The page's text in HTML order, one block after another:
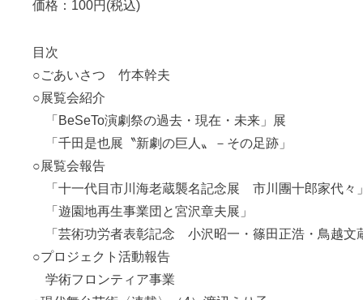
価格：100円(税込)
目次
○ごあいさつ 竹本幹夫
○展覧会紹介
「BeSeTo演劇祭の過去・現在・未来」展
「千田是也展〝新劇の巨人〟－その足跡」
○展覧会報告
「十一代目市川海老蔵襲名記念展 市川團十郎家代々
「遊園地再生事業団と宮沢章夫展」
「芸術功労者表彰記念 小沢昭一・篠田正浩・鳥越文
○プロジェクト活動報告
学術フロンティア事業